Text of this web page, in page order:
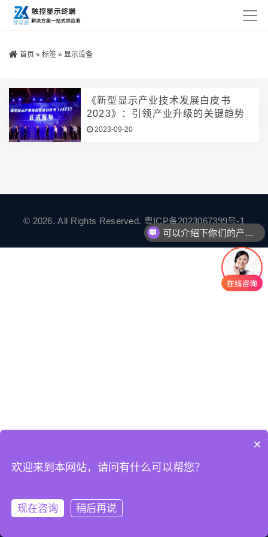
首页 » 标签 » 显示设备
《新型显示产业技术发展白皮书
2023》：引领产业升级的关键趋势
2023-09-20
© 2026. All Rights Reserved. 粤ICP备2023067399号-1
×
欢迎来到本网站，请问有什么可以帮您？
现在咨询 稍后再说